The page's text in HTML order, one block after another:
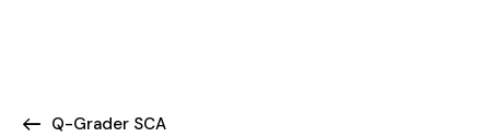
Q-Grader SCA